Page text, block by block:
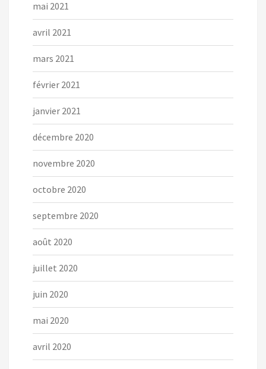
mai 2021
avril 2021
mars 2021
février 2021
janvier 2021
décembre 2020
novembre 2020
octobre 2020
septembre 2020
août 2020
juillet 2020
juin 2020
mai 2020
avril 2020